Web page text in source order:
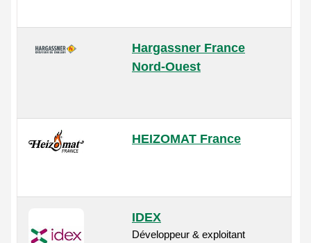
Hargassner France
Nord-Ouest
HEIZOMAT France
IDEX
Développeur & exploitant